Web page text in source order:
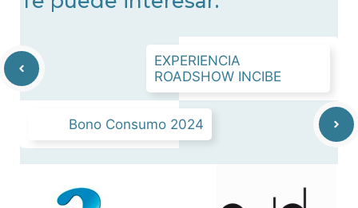
EXPERIENCIA
ROADSHOW INCIBE
Bono Consumo 2024